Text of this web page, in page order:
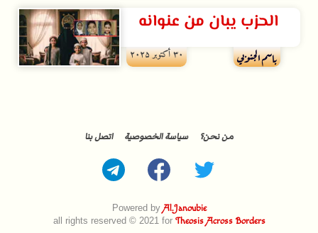
الحزب يبان من عنوانه
باسم الجنوبي ۳۰ أكتوبر ۲۰۲۵
Powered byAl.Janoubie
all rights reserved © 2021 for Theosis Across Borders
من نحن؟ سياسة الخصوصية اتصل بنا